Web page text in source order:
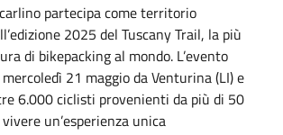
partecipa come territorio
2025 del Tuscany Trail, la più
di bikepacking al mondo. L’evento
21 maggio da Venturina (LI) e
6.000 ciclisti provenienti da più di 50
un’esperienza unica